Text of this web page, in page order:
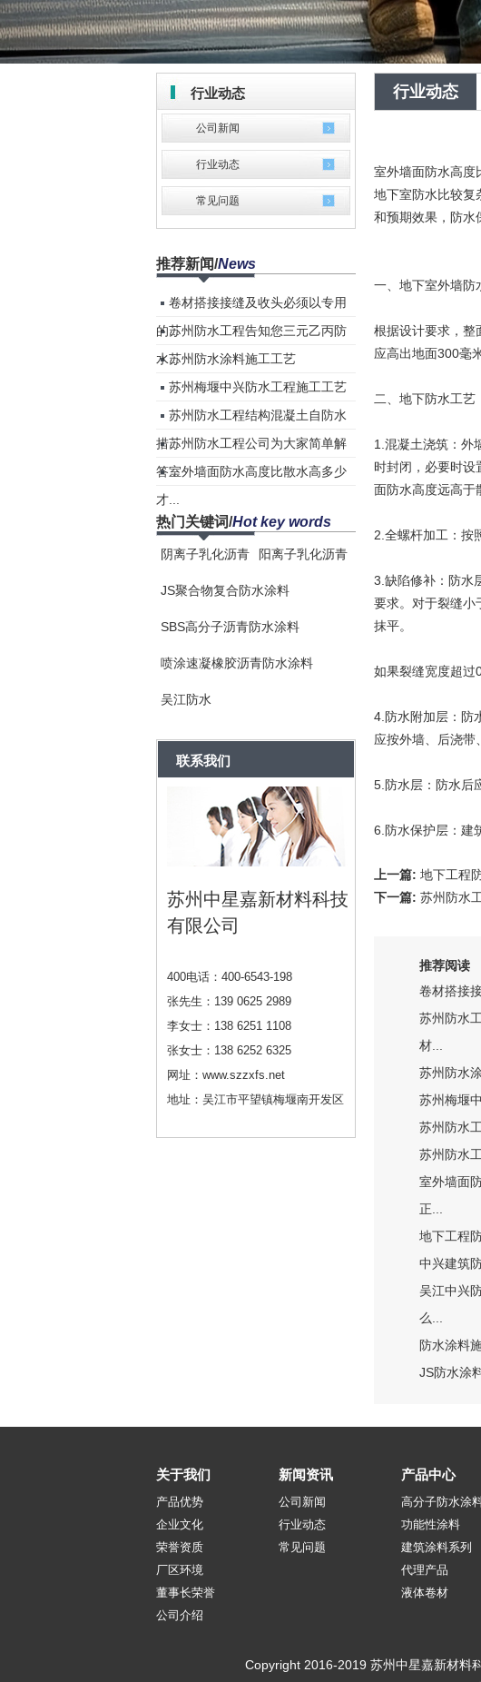
行业动态
公司新闻
行业动态
常见问题
推荐新闻/News
卷材搭接接缝及收头必须以专用
的...苏州防水工程告知您三元乙丙防
水...苏州防水涂料施工工艺
苏州梅堰中兴防水工程施工工艺
苏州防水工程结构混凝土自防水
措...苏州防水工程公司为大家简单解
答...室外墙面防水高度比散水高多少
才...
热门关键词/Hot key words
阴离子乳化沥青 阳离子乳化沥青
JS聚合物复合防水涂料
SBS高分子沥青防水涂料
喷涂速凝橡胶沥青防水涂料
吴江防水
联系我们
苏州中星嘉新材料科技
有限公司
400电话：400-6543-198
张先生：139 0625 2989
李女士：138 6251 1108
张女士：138 6252 6325
网址：www.szzxfs.net
地址：吴江市平望镇梅堰南开发区
行业动态
室外墙面防水高度
地下室防水比较复
和预期效果，防水
一、地下室外墙防
根据设计要求，整
应高出地面300毫米
二、地下防水工艺
1.混凝土浇筑：外
时封闭，必要时设
面防水高度远高于
2.全螺杆加工：按
3.缺陷修补：防水
要求。对于裂缝小
抹平。
如果裂缝宽度超过
4.防水附加层：防
应按外墙、后浇带
5.防水层：防水后
6.防水保护层：建
上一篇: 地下工程
下一篇: 苏州防水
推荐阅读
卷材搭接
苏州防水
材...
苏州防水
苏州梅堰
苏州防水
苏州防水
室外墙面
正...
地下工程
中兴建筑
吴江中兴
么...
防水涂料
JS防水涂
关于我们
产品优势
企业文化
荣誉资质
厂区环境
董事长荣誉
公司介绍
新闻资讯
公司新闻
行业动态
常见问题
产品中心
高分子防水涂
功能性涂料
建筑涂料系列
代理产品
液体卷材
Copyright 2016-2019 苏州中星嘉新材